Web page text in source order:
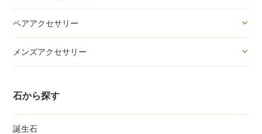
ペアアクセサリー
メンズアクセサリー
石から探す
誕生石